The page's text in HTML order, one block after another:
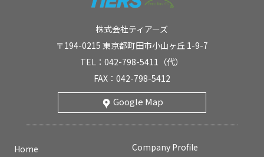
株式会社ティアーズ
〒194-0215 東京都町田市小山ヶ丘 1-9-7
TEL：042-798-5411（代）
FAX：042-798-5412
Google Map
Home
Company Profile